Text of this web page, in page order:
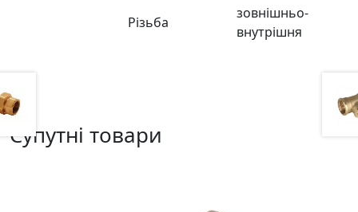
Різьба
зовнішньо-
внутрішня
Супутні товари